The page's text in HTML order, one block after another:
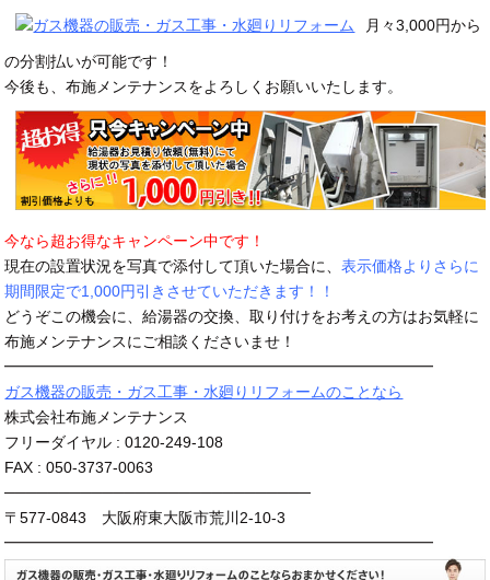
月々3,000円から
の分割払いが可能です！
今後も、布施メンテナンスをよろしくお願いいたします。
今なら超お得なキャンペーン中です！
現在の設置状況を写真で添付して頂いた場合に、表示価格よりさらに
期間限定で1,000円引きさせていただきます！！
どうぞこの機会に、給湯器の交換、取り付けをお考えの方はお気軽に
布施メンテナンスにご相談くださいませ！
━━━━━━━━━━━━━━━━━━━━━━━━━━━━
ガス機器の販売・ガス工事・水廻りリフォームのことなら
株式会社布施メンテナンス
フリーダイヤル : 0120-249-108
FAX : 050-3737-0063
────────────────────────────
〒577-0843 大阪府東大阪市荒川2-10-3
━━━━━━━━━━━━━━━━━━━━━━━━━━━━